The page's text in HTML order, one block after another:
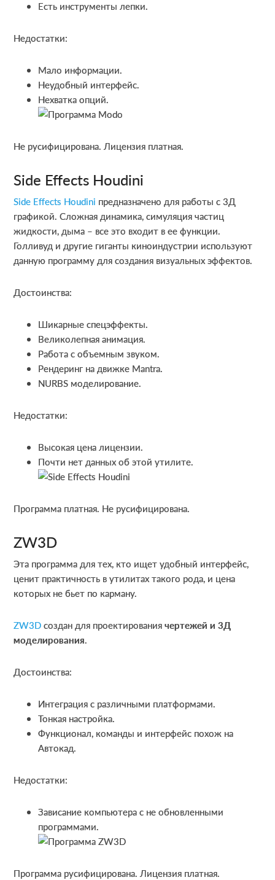
Есть инструменты лепки.
Недостатки:
Мало информации.
Неудобный интерфейс.
Нехватка опций.
Не русифицирована. Лицензия платная.
Side Effects Houdini
Side Effects Houdini предназначено для работы с 3Д
графикой. Сложная динамика, симуляция частиц
жидкости, дыма – все это входит в ее функции.
Голливуд и другие гиганты киноиндустрии используют
данную программу для создания визуальных эффектов.
Достоинства:
Шикарные спецэффекты.
Великолепная анимация.
Работа с объемным звуком.
Рендеринг на движке Мantra.
NURBS моделирование.
Недостатки:
Высокая цена лицензии.
Почти нет данных об этой утилите.
Программа платная. Не русифицирована.
ZW3D
Эта программа для тех, кто ищет удобный интерфейс,
ценит практичность в утилитах такого рода, и цена
которых не бьет по карману.
ZW3Dсоздан для проектированиячертежей и 3Д
моделирования.
Достоинства:
Интеграция с различными платформами.
Тонкая настройка.
Функционал, команды и интерфейс похож на
Автокад.
Недостатки:
Зависание компьютера с не обновленными
программами.
Программа русифицирована. Лицензия платная.